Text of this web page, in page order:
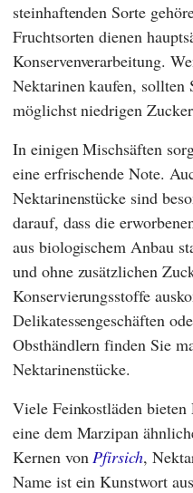
steinhaftenden Sorte
Fruchtsorten dienen
Konservenverarbeitung.
Nektarinen kaufen, sollten
möglichst niedrigen
In einigen Mischsäften
eine erfrischende Note.
Nektarinenstücke sind
darauf, dass die
aus biologischem Anbau
und ohne zusätzlichen
Konservierungsstoffe
Delikatessengeschäften
Obsthändlern finden Sie
Nektarinenstücke.
Viele Feinkostläden
eine dem Marzipan
Kernen vonPfirsich,
Name ist ein Kunstwort